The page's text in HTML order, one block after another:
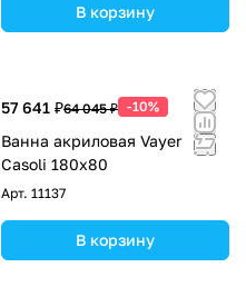
В корзину
57 641 ₽64 045 ₽ -10%
Ванна акриловая Vayer
Casoli 180х80
Арт. 11137
В корзину